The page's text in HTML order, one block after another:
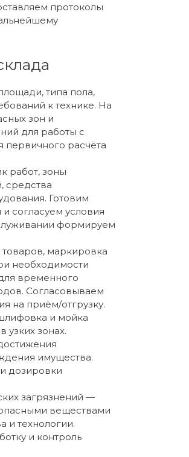
протоколы
типа пола,
к технике. На
зон и
для работы с
расчёта
работ, зоны
средства
Готовим
согласуем условия
формируем
маркировка
необходимости
временного
Согласовываем
на приём/отгрузку.
и мойка
узких зонах.
имущества.
дозировки
загрязнений —
веществами
и технологии.
и контроль